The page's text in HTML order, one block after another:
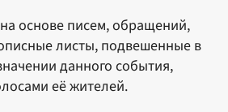
основе писем, обращений,
листы, подвешенные в
данного события,
её жителей.